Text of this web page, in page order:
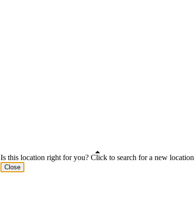
Is this location right for you? Click to search for a new location
Close